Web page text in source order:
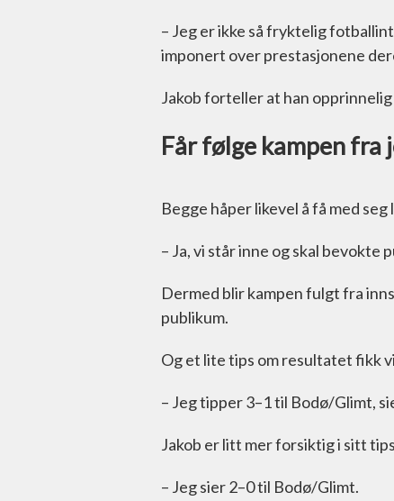
– Jeg er ikke så fryktelig
imponert over prestasjonene
Jakob forteller at han
Får følge kampen fra
Begge håper likevel å få med
– Ja, vi står inne og skal
Dermed blir kampen fulgt fra
publikum.
Og et lite tips om resultatet fikk
– Jeg tipper 3–1 til Bodø/Glimt,
Jakob er litt mer forsiktig i sitt
– Jeg sier 2–0 til Bodø/Glimt.